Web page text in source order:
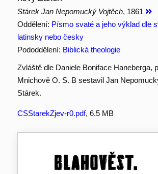
Stárek Jan Nepomucký Vojtěch, 1861
Oddělení: Písmo svaté a jeho výklad dle
latinsky nebo česky
Pododdělení: Biblická theologie
Zvláště dle Daniele Boniface Haneberga,
Mnichově O. S. B sestavil Jan
Stárek.
CSStarekZjev-r0.pdf, 6.5 MB